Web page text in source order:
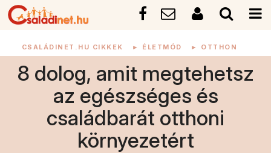
CSALÁDINET.HU CIKKEK ► ÉLETMÓD ► OTTHON
8 dolog, amit megtehetsz
az egészséges és
családbarát otthoni
környezetért